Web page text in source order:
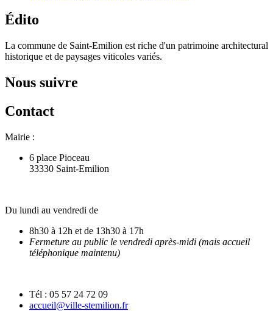
Édito
La commune de Saint-Emilion est riche d'un patrimoine architectural
historique et de paysages viticoles variés.
Nous suivre
Contact
Mairie :
6 place Pioceau
33330 Saint-Emilion
Du lundi au vendredi de
8h30 à 12h et de 13h30 à 17h
Fermeture au public le vendredi après-midi (mais accueil
téléphonique maintenu)
Tél : 05 57 24 72 09
accueil@ville-stemilion.fr